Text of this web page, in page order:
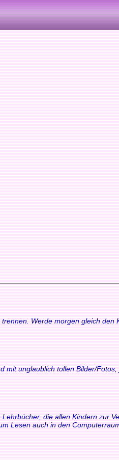
Werde morgen gleich den
mit unglaublich tollen Bilder/
die allen Kindern zur
Lesen auch in den